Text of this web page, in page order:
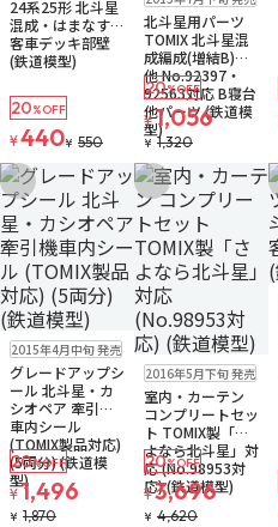
24系25形 北斗星
混成・はまなす
客車デッキ部壁
(鉄道模型)
20%OFF
¥440¥ 550
お取り寄せ
北斗星用パーツ
TOMIX 北斗星混
成編成(増結B)用
他 No.92397・
92563対応 B寝台
他パーツ (鉄道模
型)
20%OFF
¥1,056
¥ 1,320
お気に入りに追加
ゆうパケット
お取り寄せ
2015年4月中旬 発売
グレードアップシ
ール 北斗星・カ
シオペア 牽引機
車内シール
(TOMIX製品対応)
(5両分) (鉄道模
型)
20%OFF
¥1,496
¥ 1,870
お気に入りに追
ゆうパケット
お取り寄せ
2016年5月下旬 発売
室内・カーテン
コンプリートセッ
ト TOMIX製「さ
よなら北斗星」対
応 (No.98953対
応) (鉄道模型)
20%OFF
¥3,696
¥ 4,620